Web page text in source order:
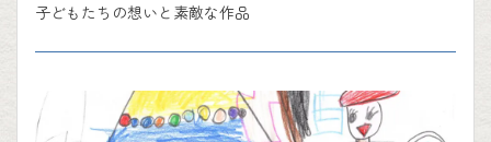
子どもたちの想いと素敵な作品